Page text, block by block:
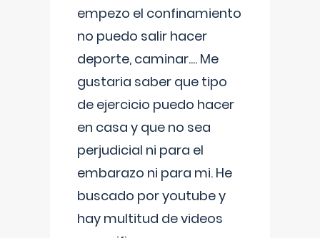
empezo el confinamiento
no puedo salir hacer
deporte, caminar.... Me
gustaria saber que tipo
de ejercicio puedo hacer
en casa y que no sea
perjudicial ni para el
embarazo ni para mi. He
buscado por youtube y
hay multitud de videos